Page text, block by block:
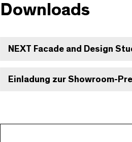
Downloads
NEXT Facade and Design
Einladung zur Showroom-